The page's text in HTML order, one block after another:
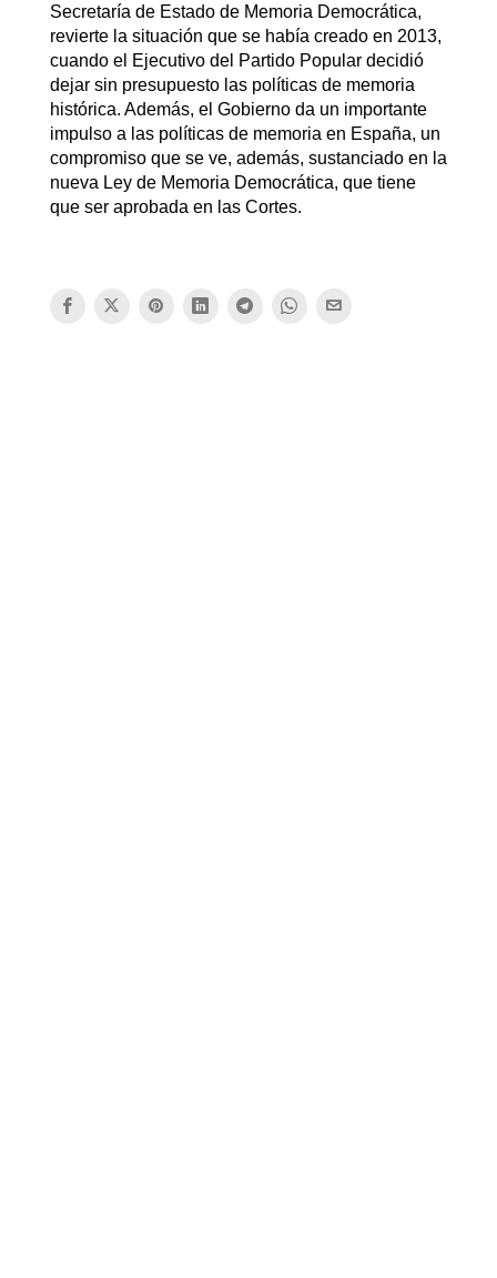
Secretaría de Estado de Memoria Democrática,
revierte la situación que se había creado en 2013,
cuando el Ejecutivo del Partido Popular decidió
dejar sin presupuesto las políticas de memoria
histórica. Además, el Gobierno da un importante
impulso a las políticas de memoria en España, un
compromiso que se ve, además, sustanciado en la
nueva Ley de Memoria Democrática, que tiene
que ser aprobada en las Cortes.